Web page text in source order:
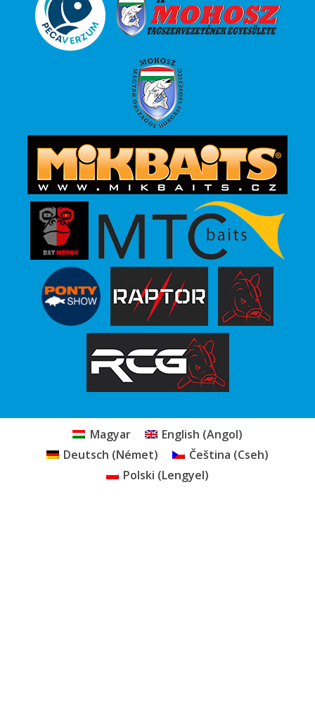
Magyar English (Angol)
Deutsch (Német) Čeština (Cseh)
Polski (Lengyel)